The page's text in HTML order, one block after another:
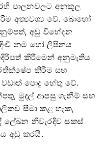
පාලනවලට අනුකූල
අත්‍යවශ්‍ය වේ. බොහෝ
අඩු විභේදන
නම හෝ ලිපිනය
කිරීමෙන් අනුමැතිය
කිරීම සහ
පොදු හේතු වේ.
මුදල් ආපසු ගැනීම් සහ
සීමා කළ හැක,
ලේඛන නිවැරදිව සකස්
අඩු කරයි.